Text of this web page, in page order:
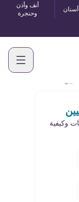
أسنان
أنف وأذن
وحنجرة
وكيفية